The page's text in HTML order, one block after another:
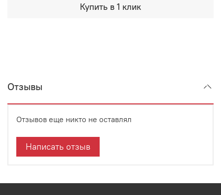
Купить в 1 клик
Отзывы
Отзывов еще никто не оставлял
Написать отзыв